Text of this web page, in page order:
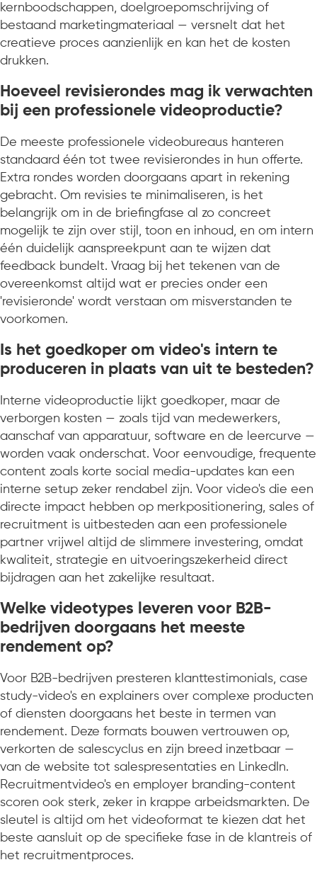
kernboodschappen, doelgroepomschrijving of
bestaand marketingmateriaal — versnelt dat het
creatieve proces aanzienlijk en kan het de kosten
drukken.
Hoeveel revisierondes mag ik verwachten
bij een professionele videoproductie?
De meeste professionele videobureaus hanteren
standaard één tot twee revisierondes in hun offerte.
Extra rondes worden doorgaans apart in rekening
gebracht. Om revisies te minimaliseren, is het
belangrijk om in de briefingfase al zo concreet
mogelijk te zijn over stijl, toon en inhoud, en om intern
één duidelijk aanspreekpunt aan te wijzen dat
feedback bundelt. Vraag bij het tekenen van de
overeenkomst altijd wat er precies onder een
'revisieronde' wordt verstaan om misverstanden te
voorkomen.
Is het goedkoper om video's intern te
produceren in plaats van uit te besteden?
Interne videoproductie lijkt goedkoper, maar de
verborgen kosten — zoals tijd van medewerkers,
aanschaf van apparatuur, software en de leercurve —
worden vaak onderschat. Voor eenvoudige, frequente
content zoals korte social media-updates kan een
interne setup zeker rendabel zijn. Voor video's die een
directe impact hebben op merkpositionering, sales of
recruitment is uitbesteden aan een professionele
partner vrijwel altijd de slimmere investering, omdat
kwaliteit, strategie en uitvoeringszekerheid direct
bijdragen aan het zakelijke resultaat.
Welke videotypes leveren voor B2B-
bedrijven doorgaans het meeste
rendement op?
Voor B2B-bedrijven presteren klanttestimonials, case
study-video's en explainers over complexe producten
of diensten doorgaans het beste in termen van
rendement. Deze formats bouwen vertrouwen op,
verkorten de salescyclus en zijn breed inzetbaar —
van de website tot salespresentaties en LinkedIn.
Recruitmentvideo's en employer branding-content
scoren ook sterk, zeker in krappe arbeidsmarkten. De
sleutel is altijd om het videoformat te kiezen dat het
beste aansluit op de specifieke fase in de klantreis of
het recruitmentproces.